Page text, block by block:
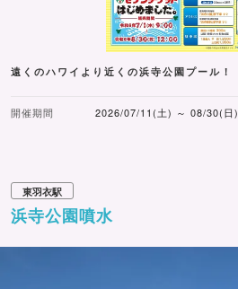
遠くのハワイより近くの浜寺公園プール！
開催期間 2026/07/11(土) ～ 08/30(日)
東羽衣駅
浜寺公園噴水